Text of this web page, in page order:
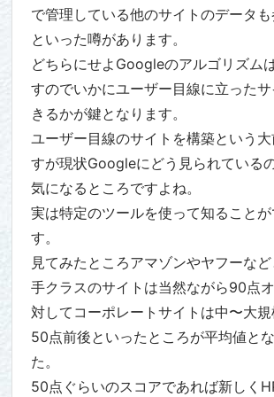
で管理している他のサイトのデータ
といった噂があります。
どちらにせよGoogleのアルゴリズム
すのでいかにユーザー目線に立った
きるかが鍵となります。
ユーザー目線のサイトを構築という大
すが現状Googleにどう見られている
気になるところですよね。
実は特定のツールを使って知ること
す。
見てみたところアマゾンやヤフーな
手クラスのサイトは当然ながら90点オ
対してコーポレートサイトは中〜大
50点前後といったところが平均値と
た。
50点ぐらいのスコアであれば新しく